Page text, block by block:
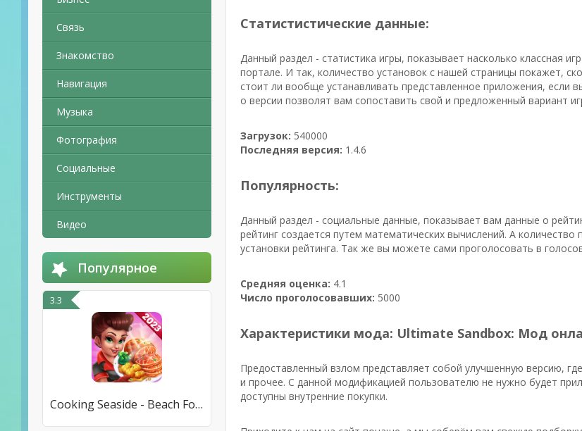
Связь
Знакомство
Навигация
Музыка
Фотография
Социальные
Инструменты
Видео
Популярное
3.3
Cooking Seaside - Beach Food
Статистистические данные:
Данный раздел - статистика игры, показывает насколько классная
портале. И так, количество установок с нашей страницы покажет,
стоит ли вообще устанавливать представленное приложения, если
о версии позволят вам сопоставить свой и предложенный вариант
Загрузок: 540000
Последняя версия: 1.4.6
Популярность:
Данный раздел - социальные данные, показывает вам данные о
рейтинг создается путем математических вычислений. А
установки рейтинга. Так же вы можете сами проголосовать в
Средняя оценка: 4.1
Число проголосовавших: 5000
Характеристики мода: Ultimate Sandbox: Мод
Предоставленный взлом представляет собой улучшенную версию,
и прочее. С данной модификацией пользователю не нужно будет
доступны внутренние покупки.